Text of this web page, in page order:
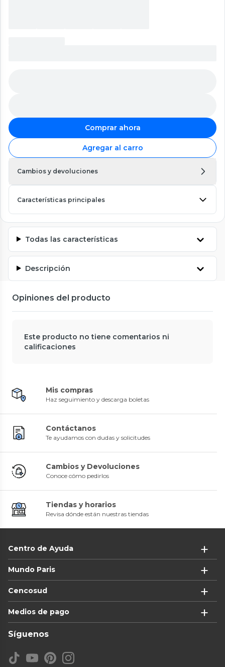
Comprar ahora
Agregar al carro
Cambios y devoluciones
Características principales
Todas las características
Descripción
Opiniones del producto
Este producto no tiene comentarios ni
calificaciones
Mis compras
Haz seguimiento y descarga boletas
Contáctanos
Te ayudamos con dudas y solicitudes
Cambios y Devoluciones
Conoce cómo pedirlos
Tiendas y horarios
Revisa dónde están nuestras tiendas
Centro de Ayuda
Mundo Paris
Cencosud
Medios de pago
Síguenos